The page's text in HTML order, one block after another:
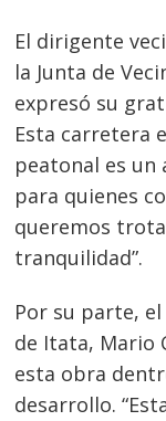
El dirigente
la Junta de
expresó su
Esta carretera
peatonal es
para quienes
queremos
tranquilidad”.
Por su parte,
de Itata, Mario
esta obra
desarrollo.